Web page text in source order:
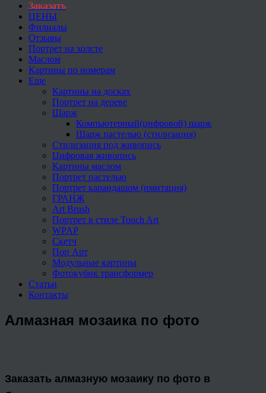
Заказать
ЦЕНЫ
Филиалы
Отзывы
Портрет на холсте
Маслом
Картины по номерам
Еще
Картины на досках
Портрет на дереве
Шарж
Компьютерный(цифровой) шарж
Шарж пастелью (стилизация)
Стилизация под живопись
Цифровая живопись
Картины маслом
Портрет пастелью
Портрет карандашом (имитация)
ГРАНЖ
Art Brush
Портрет в стиле Touch Art
WPAP
Скетч
Поп Арт
Модульные картины
Фотокубик трансформер
Статьи
Контакты
Алмазная мозаика по фото
Заказать алмазную мозаику по фото в